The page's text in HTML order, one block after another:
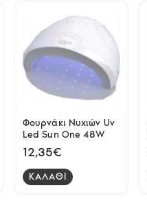
Φουρνάκι Νυχιών Uv
Led Sun One 48W
12,35€
ΚΑΛΑΘΙ